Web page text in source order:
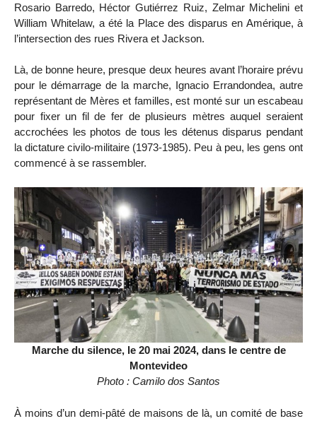
Rosario Barredo, Héctor Gutiérrez Ruiz, Zelmar Michelini et
William Whitelaw, a été la Place des disparus en Amérique, à
l’intersection des rues Rivera et Jackson.
Là, de bonne heure, presque deux heures avant l’horaire prévu
pour le démarrage de la marche, Ignacio Errandondea, autre
représentant de Mères et familles, est monté sur un escabeau
pour fixer un fil de fer de plusieurs mètres auquel seraient
accrochées les photos de tous les détenus disparus pendant
la dictature civilo-militaire (1973-1985). Peu à peu, les gens ont
commencé à se rassembler.
Marche du silence, le 20 mai 2024, dans le centre de
Montevideo
Photo : Camilo dos Santos
À moins d’un demi-pâté de maisons de là, un comité de base